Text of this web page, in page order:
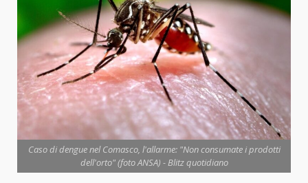
Caso di dengue nel Comasco, l'allarme: "Non consumate i prodotti
dell'orto" (foto ANSA) - Blitz quotidiano